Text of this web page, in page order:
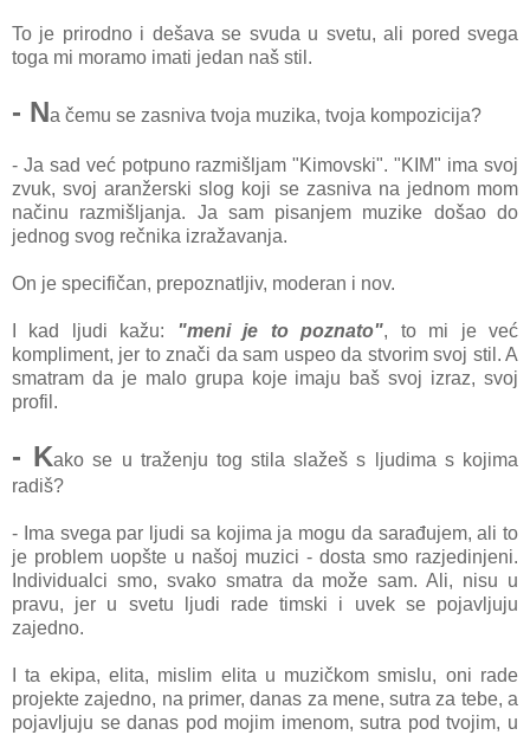
To je prirodno i dešava se svuda u svetu, ali pored svega
toga mi moramo imati jedan naš stil.
- Na čemu se zasniva tvoja muzika, tvoja kompozicija?
- Ja sad već potpuno razmišljam "Kimovski". "KIM" ima svoj
zvuk, svoj aranžerski slog koji se zasniva na jednom mom
načinu razmišljanja. Ja sam pisanjem muzike došao do
jednog svog rečnika izražavanja.
On je specifičan, prepoznatljiv, moderan i nov.
I kad ljudi kažu: "meni je to poznato", to mi je već
kompliment, jer to znači da sam uspeo da stvorim svoj stil. A
smatram da je malo grupa koje imaju baš svoj izraz, svoj
profil.
- Kako se u traženju tog stila slažeš s ljudima s kojima
radiš?
- Ima svega par ljudi sa kojima ja mogu da sarađujem, ali to
je problem uopšte u našoj muzici - dosta smo razjedinjeni.
Individualci smo, svako smatra da može sam. Ali, nisu u
pravu, jer u svetu ljudi rade timski i uvek se pojavljuju
zajedno.
I ta ekipa, elita, mislim elita u muzičkom smislu, oni rade
projekte zajedno, na primer, danas za mene, sutra za tebe, a
pojavljuju se danas pod mojim imenom, sutra pod tvojim, u